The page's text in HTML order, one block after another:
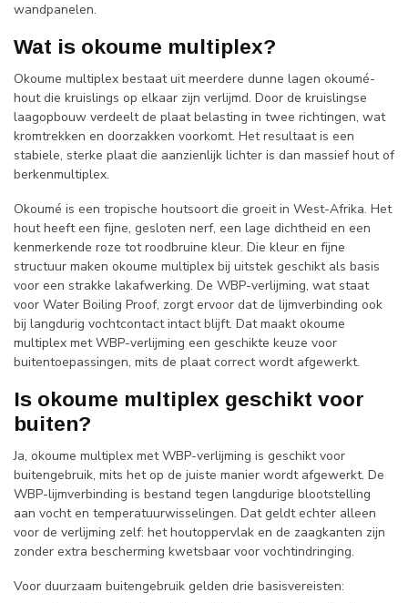
wandpanelen.
Wat is okoume multiplex?
Okoume multiplex bestaat uit meerdere dunne lagen okoumé-
hout die kruislings op elkaar zijn verlijmd. Door de kruislingse
laagopbouw verdeelt de plaat belasting in twee richtingen, wat
kromtrekken en doorzakken voorkomt. Het resultaat is een
stabiele, sterke plaat die aanzienlijk lichter is dan massief hout of
berkenmultiplex.
Okoumé is een tropische houtsoort die groeit in West-Afrika. Het
hout heeft een fijne, gesloten nerf, een lage dichtheid en een
kenmerkende roze tot roodbruine kleur. Die kleur en fijne
structuur maken okoume multiplex bij uitstek geschikt als basis
voor een strakke lakafwerking. De WBP-verlijming, wat staat
voor Water Boiling Proof, zorgt ervoor dat de lijmverbinding ook
bij langdurig vochtcontact intact blijft. Dat maakt okoume
multiplex met WBP-verlijming een geschikte keuze voor
buitentoepassingen, mits de plaat correct wordt afgewerkt.
Is okoume multiplex geschikt voor
buiten?
Ja, okoume multiplex met WBP-verlijming is geschikt voor
buitengebruik, mits het op de juiste manier wordt afgewerkt. De
WBP-lijmverbinding is bestand tegen langdurige blootstelling
aan vocht en temperatuurwisselingen. Dat geldt echter alleen
voor de verlijming zelf: het houtoppervlak en de zaagkanten zijn
zonder extra bescherming kwetsbaar voor vochtindringing.
Voor duurzaam buitengebruik gelden drie basisvereisten: